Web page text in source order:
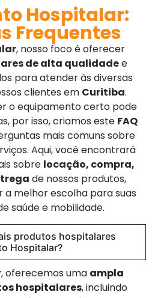
Hospitalar:
Frequentes
, nosso foco é oferecer
de alta qualidadee
para atender às diversas
clientes em Curitiba.
o equipamento certo pode
por isso, criamos este FAQ
mais comuns sobre
Aqui, você encontrará
sobre locação, compra,
de nossos produtos,
a melhor escolha para suas
saúde e mobilidade.
produtos hospitalares
Hospitalar?
, oferecemos uma ampla
hospitalares, incluindo